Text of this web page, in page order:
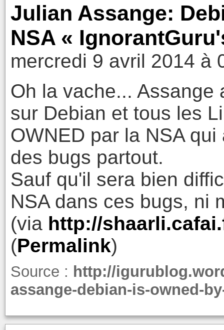
Julian Assange:
NSA «
mercredi 9 avril 2014 à
Oh la vache... Assange
sur Debian et tous les
OWNED par la NSA
des bugs partout.
Sauf qu'il sera bien
NSA dans ces bugs, ni
(via http://
(Permalink)
Source : http://
assange-debian-is-owned-